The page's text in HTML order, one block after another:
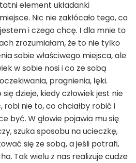
element układanki
Nic nie zakłócało tego, co
i czego chcę. I dla mnie to
zrozumiałam, że to nie tylko
sobie właściwego miejsca, ale
w sobie nosi i co ze sobą
pragnienia, lęki.
dzieje, kiedy człowiek jest nie
robi nie to, co chciałby robić i
być. W głowie pojawia mu się
szuka sposobu na ucieczkę,
się ze sobą, a jeśli potrafi,
Tak wielu z nas realizuje cudze